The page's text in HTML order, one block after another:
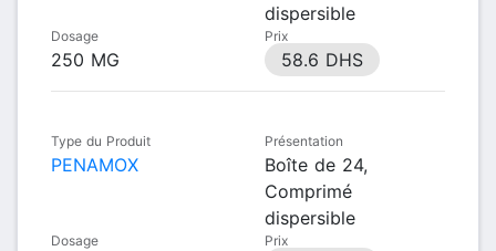
dispersible
Dosage
250 MG
Prix
58.6 DHS
Type du Produit
PENAMOX
Présentation
Boîte de 24,
Comprimé
dispersible
Dosage Prix